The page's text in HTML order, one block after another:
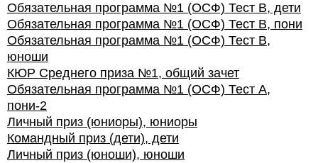
Обязательная программа №1 (ОСФ) Тест В, дети
Обязательная программа №1 (ОСФ) Тест В, пони
Обязательная программа №1 (ОСФ) Тест В,
юноши
КЮР Среднего приза №1, общий зачет
Обязательная программа №1 (ОСФ) Тест А,
пони-2
Личный приз (юниоры), юниоры
Командный приз (дети), дети
Личный приз (юноши), юноши